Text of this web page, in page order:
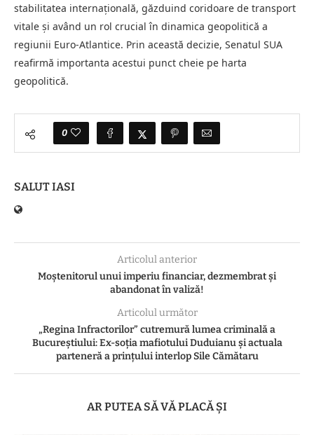
stabilitatea internațională, găzduind coridoare de transport
vitale și având un rol crucial în dinamica geopolitică a
regiunii Euro-Atlantice. Prin această decizie, Senatul SUA
reafirmă importanta acestui punct cheie pe harta
geopolitică.
0
SALUT IASI
Articolul anterior
Moștenitorul unui imperiu financiar, dezmembrat și
abandonat în valiză!
Articolul următor
„Regina Infractorilor” cutremură lumea criminală a
Bucureștiului: Ex-soția mafiotului Duduianu și actuala
parteneră a prințului interlop Sile Cămătaru
AR PUTEA SĂ VĂ PLACĂ ȘI